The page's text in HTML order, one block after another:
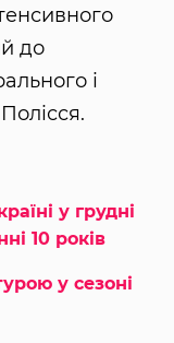
до
і
у грудні
10 років
у сезоні